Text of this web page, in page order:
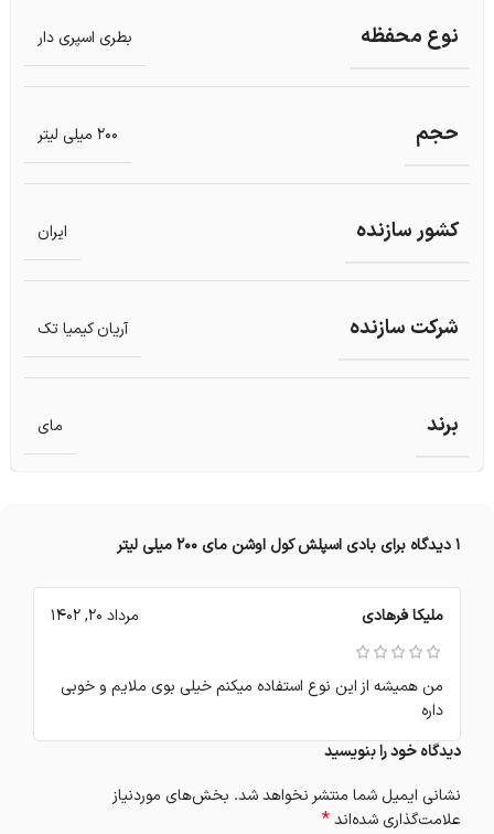
نوع محفظه بطری اسپری دار
حجم 200 میلی لیتر
کشور سازنده ایران
شرکت سازنده آریان کیمیا تک
برند مای
1 دیدگاه برای بادی اسپلش‌ کول اوشن مای 200 میلی لیتر
ملیکا فرهادی مرداد 20, 1402
من همیشه از این نوع استفاده میکنم خیلی بوی ملایم و خوبی
داره
دیدگاه خود را بنویسید
نشانی ایمیل شما منتشر نخواهد شد. بخش‌های موردنیاز
علامت‌گذاری شده‌اند*